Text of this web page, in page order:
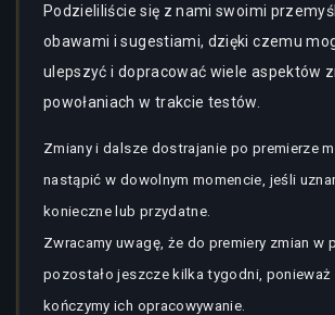
Podzieliliście się z nami swoimi
obawami i sugestiami, dzięki czemu
ulepszyć i dopracować wiele aspektów
powołaniach w trakcie testów.
Zmiany i dalsze dostrajanie po premierze
nastąpić w dowolnym momencie, jeśli
konieczne lub przydatne.
Zwracamy uwagę, że do premiery zmian w
pozostało jeszcze kilka tygodni, ponieważ
kończymy ich opracowywanie.